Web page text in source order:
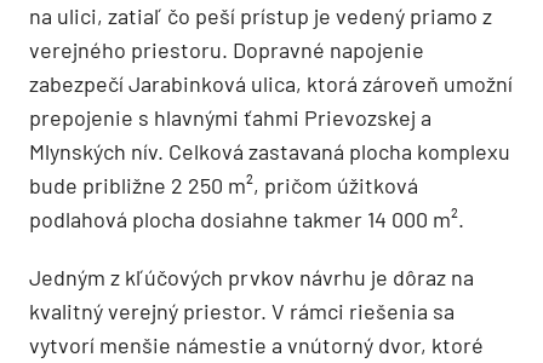
na ulici, zatiaľ čo peší prístup je vedený priamo z
verejného priestoru. Dopravné napojenie
zabezpečí Jarabinková ulica, ktorá zároveň umožní
prepojenie s hlavnými ťahmi Prievozskej a
Mlynských nív. Celková zastavaná plocha komplexu
bude približne 2 250 m², pričom úžitková
podlahová plocha dosiahne takmer 14 000 m².
Jedným z kľúčových prvkov návrhu je dôraz na
kvalitný verejný priestor. V rámci riešenia sa
vytvorí menšie námestie a vnútorný dvor, ktoré